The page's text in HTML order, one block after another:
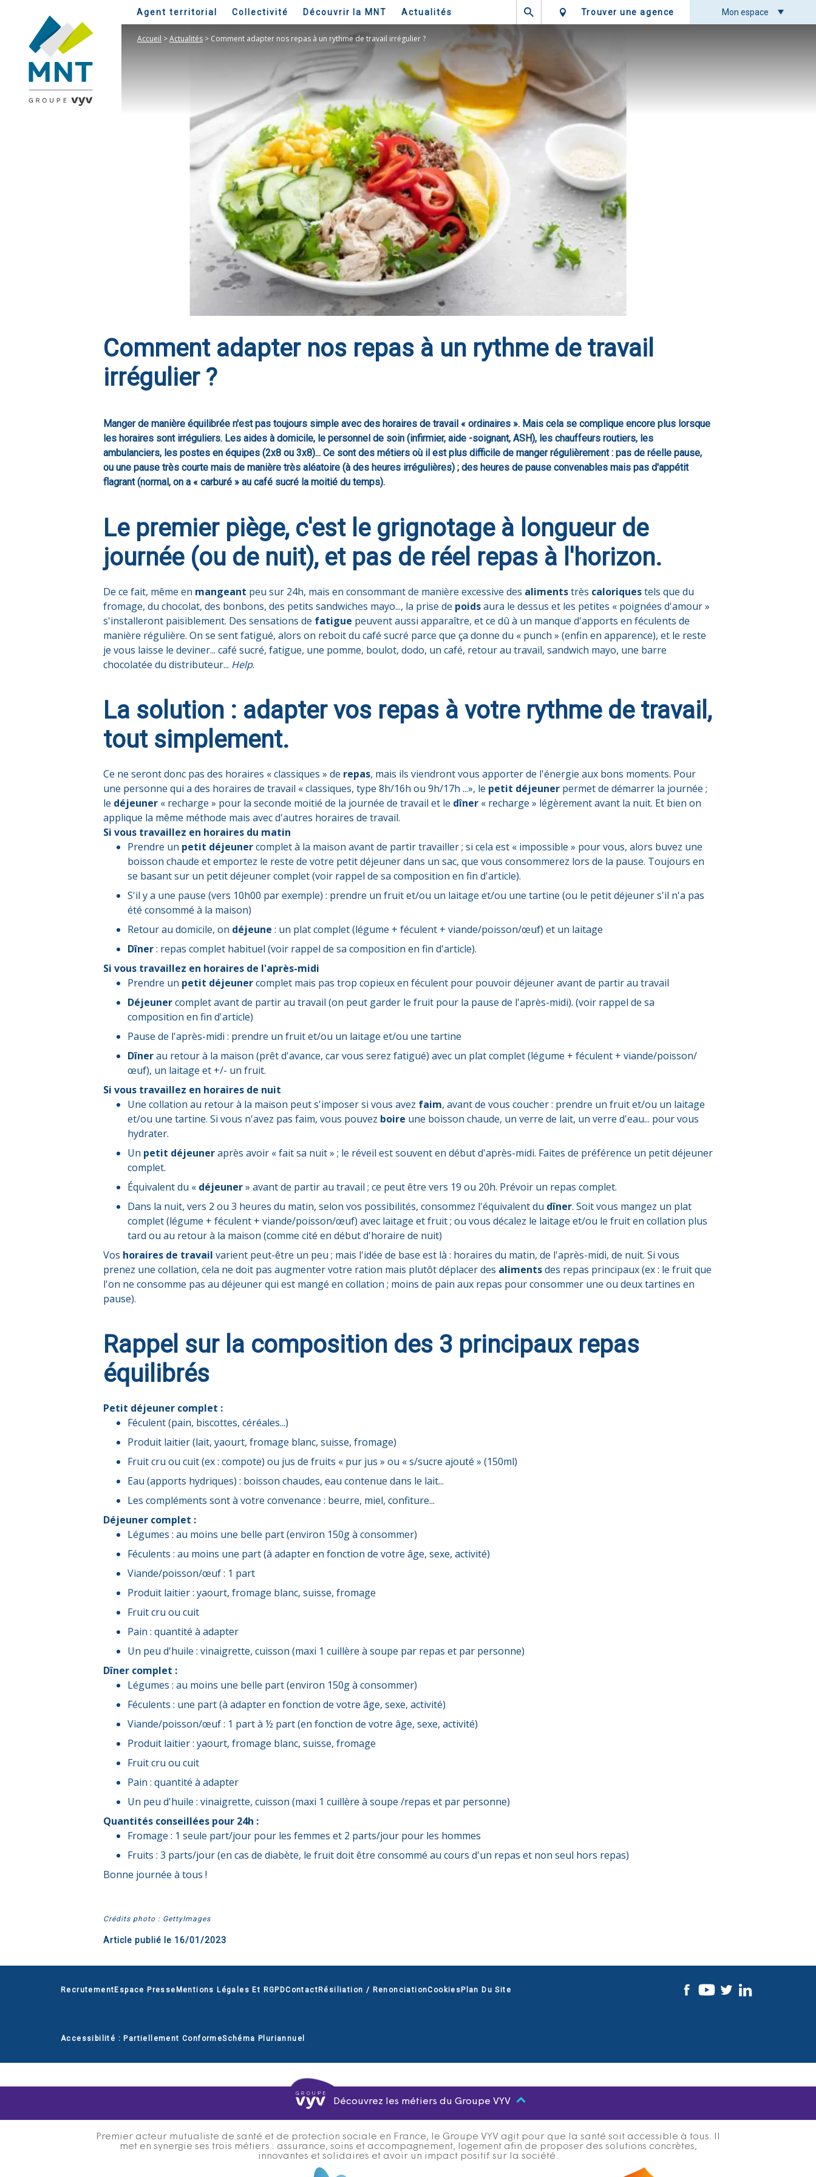
Agent territorial Collectivité Découvrir la MNT Actualités Trouver une agence Mon espace
Accueil >Actualités > Comment adapter nos repas à un rythme de travail irrégulier ?
Comment adapter nos repas à un rythme de travail
irrégulier ?
Manger de manière équilibrée n'est pas toujours simple avec des horaires de travail « ordinaires ». Mais cela se complique encore plus lorsque
les horaires sont irréguliers. Les aides à domicile, le personnel de soin (infirmier, aide -soignant, ASH), les chauffeurs routiers, les
ambulanciers, les postes en équipes (2x8 ou 3x8)... Ce sont des métiers où il est plus difficile de manger régulièrement : pas de réelle pause,
ou une pause très courte mais de manière très aléatoire (à des heures irrégulières) ; des heures de pause convenables mais pas d'appétit
flagrant (normal, on a « carburé » au café sucré la moitié du temps).
Le premier piège, c'est le grignotage à longueur de
journée (ou de nuit), et pas de réel repas à l'horizon.
De ce fait, même en mangeant peu sur 24h, mais en consommant de manière excessive des alimentstrès caloriquestels que du
fromage, du chocolat, des bonbons, des petits sandwiches mayo..., la prise de poidsaura le dessus et les petites « poignées d'amour »
s'installeront paisiblement. Des sensations de fatigue peuvent aussi apparaître, et ce dû à un manque d'apports en féculents de
manière régulière. On se sent fatigué, alors on reboit du café sucré parce que ça donne du « punch » (enfin en apparence), et le reste
je vous laisse le deviner... café sucré, fatigue, une pomme, boulot, dodo, un café, retour au travail, sandwich mayo, une barre
chocolatée du distributeur... Help.
La solution : adapter vos repas à votre rythme de travail,
tout simplement.
Ce ne seront donc pas des horaires « classiques » de repas, mais ils viendront vous apporter de l'énergie aux bons moments. Pour
une personne qui a des horaires de travail « classiques, type 8h/16h ou 9h/17h ...», le petit déjeuner permet de démarrer la journée ;
le déjeuner « recharge » pour la seconde moitié de la journée de travail et le dîner « recharge » légèrement avant la nuit. Et bien on
applique la même méthode mais avec d'autres horaires de travail.
Si vous travaillez en horaires du matin
Prendre un petit déjeunercomplet à la maison avant de partir travailler ; si cela est « impossible » pour vous, alors buvez une
boisson chaude et emportez le reste de votre petit déjeuner dans un sac, que vous consommerez lors de la pause. Toujours en
se basant sur un petit déjeuner complet (voir rappel de sa composition en fin d'article).
S'il y a une pause (vers 10h00 par exemple) : prendre un fruit et/ou un laitage et/ou une tartine (ou le petit déjeuner s'il n'a pas
été consommé à la maison)
Retour au domicile, on déjeune : un plat complet (légume + féculent + viande/poisson/œuf) et un laitage
Dîner: repas complet habituel (voir rappel de sa composition en fin d'article).
Si vous travaillez en horaires de l'après-midi
Prendre un petit déjeunercomplet mais pas trop copieux en féculent pour pouvoir déjeuner avant de partir au travail
Déjeunercomplet avant de partir au travail (on peut garder le fruit pour la pause de l'après-midi). (voir rappel de sa
composition en fin d'article)
Pause de l'après-midi : prendre un fruit et/ou un laitage et/ou une tartine
Dînerau retour à la maison (prêt d'avance, car vous serez fatigué) avec un plat complet (légume + féculent + viande/poisson/
œuf), un laitage et +/- un fruit.
Si vous travaillez en horaires de nuit
Une collation au retour à la maison peut s'imposer si vous avez faim, avant de vous coucher : prendre un fruit et/ou un laitage
et/ou une tartine. Si vous n'avez pas faim, vous pouvez boire une boisson chaude, un verre de lait, un verre d'eau... pour vous
hydrater.
Un petit déjeuneraprès avoir « fait sa nuit » ; le réveil est souvent en début d'après-midi. Faites de préférence un petit déjeuner
complet.
Équivalent du « déjeuner» avant de partir au travail ; ce peut être vers 19 ou 20h. Prévoir un repas complet.
Dans la nuit, vers 2 ou 3 heures du matin, selon vos possibilités, consommez l'équivalent du dîner. Soit vous mangez un plat
complet (légume + féculent + viande/poisson/œuf) avec laitage et fruit ; ou vous décalez le laitage et/ou le fruit en collation plus
tard ou au retour à la maison (comme cité en début d'horaire de nuit)
Vos horaires de travail varient peut-être un peu ; mais l'idée de base est là : horaires du matin, de l'après-midi, de nuit. Si vous
prenez une collation, cela ne doit pas augmenter votre ration mais plutôt déplacer des alimentsdes repas principaux (ex : le fruit que
l'on ne consomme pas au déjeuner qui est mangé en collation ; moins de pain aux repas pour consommer une ou deux tartines en
pause).
Rappel sur la composition des 3 principaux repas
équilibrés
Petit déjeuner complet :
Féculent (pain, biscottes, céréales...)
Produit laitier (lait, yaourt, fromage blanc, suisse, fromage)
Fruit cru ou cuit (ex : compote) ou jus de fruits « pur jus » ou « s/sucre ajouté » (150ml)
Eau (apports hydriques) : boisson chaudes, eau contenue dans le lait...
Les compléments sont à votre convenance : beurre, miel, confiture...
Déjeuner complet :
Légumes : au moins une belle part (environ 150g à consommer)
Féculents : au moins une part (à adapter en fonction de votre âge, sexe, activité)
Viande/poisson/œuf : 1 part
Produit laitier : yaourt, fromage blanc, suisse, fromage
Fruit cru ou cuit
Pain : quantité à adapter
Un peu d'huile : vinaigrette, cuisson (maxi 1 cuillère à soupe par repas et par personne)
Dîner complet :
Légumes : au moins une belle part (environ 150g à consommer)
Féculents : une part (à adapter en fonction de votre âge, sexe, activité)
Viande/poisson/œuf : 1 part à ½ part (en fonction de votre âge, sexe, activité)
Produit laitier : yaourt, fromage blanc, suisse, fromage
Fruit cru ou cuit
Pain : quantité à adapter
Un peu d'huile : vinaigrette, cuisson (maxi 1 cuillère à soupe /repas et par personne)
Quantités conseillées pour 24h :
Fromage : 1 seule part/jour pour les femmes et 2 parts/jour pour les hommes
Fruits : 3 parts/jour (en cas de diabète, le fruit doit être consommé au cours d'un repas et non seul hors repas)
Bonne journée à tous !
Crédits photo : GettyImages
Article publié le 16/01/2023
Recrutement Espace Presse Mentions Légales Et RGPDContact Résiliation / RenonciationCookies Plan Du Site
Accessibilité : Partiellement ConformeSchéma Pluriannuel
Découvrez les métiers du Groupe VYV
Premier acteur mutualiste de santé et de protection sociale en France, le Groupe VYV agit pour que la santé soit accessible à tous. Il
met en synergie ses trois métiers : assurance, soins et accompagnement, logement afin de proposer des solutions concrètes,
innovantes et solidaires et avoir un impact positif sur la société.